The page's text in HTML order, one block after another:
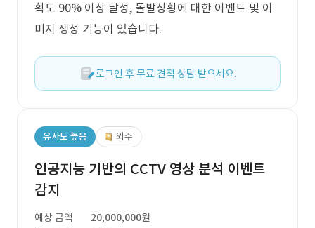
확도 90% 이상 달성, 돌발상황에 대한 이벤트 및 이
미지 생성 기능이 있습니다.
로그인 후 무료 견적 상담 받으세요.
유사도 높음 외주
인공지능 기반의 CCTV 영상 분석 이벤트
감지
예상 금액
20,000,000원